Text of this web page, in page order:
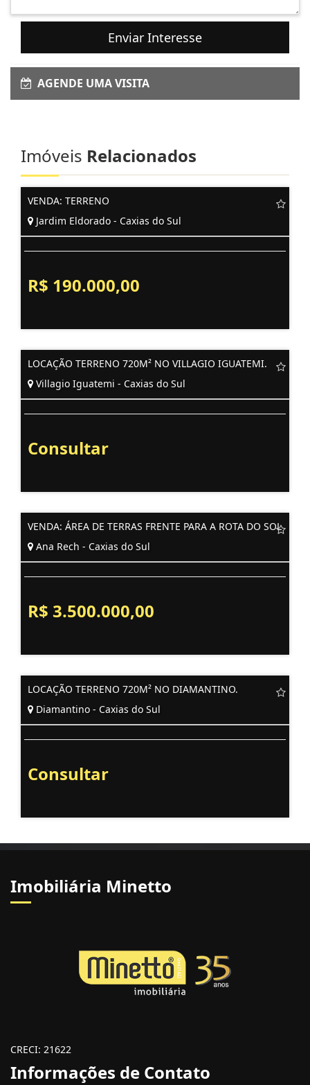
Enviar Interesse
AGENDE UMA VISITA
Imóveis Relacionados
VENDA: TERRENO
Jardim Eldorado - Caxias do Sul
R$ 190.000,00
LOCAÇÃO TERRENO 720M² NO VILLAGIO IGUATEMI.
Villagio Iguatemi - Caxias do Sul
Consultar
VENDA: ÁREA DE TERRAS FRENTE PARA A ROTA DO SOL
Ana Rech - Caxias do Sul
R$ 3.500.000,00
LOCAÇÃO TERRENO 720M² NO DIAMANTINO.
Diamantino - Caxias do Sul
Consultar
Imobiliária Minetto
CRECI: 21622
Informações de Contato